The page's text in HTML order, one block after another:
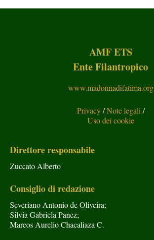
AMF ETS
Ente Filantropico
www.madonnadifatima.org
Privacy/Note legali/
Uso dei cookie
Direttore responsabile
Zuccato Alberto
Consiglio di redazione
Severiano Antonio de Oliveira;
Silvia Gabriela Panez;
Marcos Aurelio Chacaliaza C.